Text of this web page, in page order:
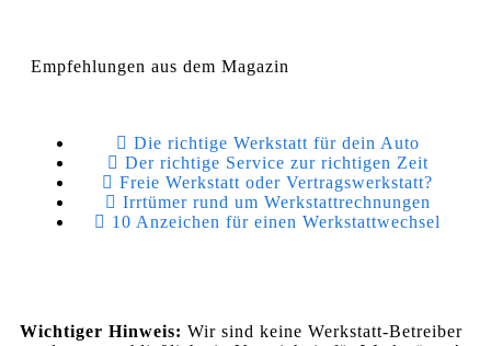
Empfehlungen aus dem Magazin
Die richtige Werkstatt für dein Auto
Der richtige Service zur richtigen Zeit
Freie Werkstatt oder Vertragswerkstatt?
Irrtümer rund um Werkstattrechnungen
10 Anzeichen für einen Werkstattwechsel
Wichtiger Hinweis: Wir sind keine Werkstatt-Betreiber